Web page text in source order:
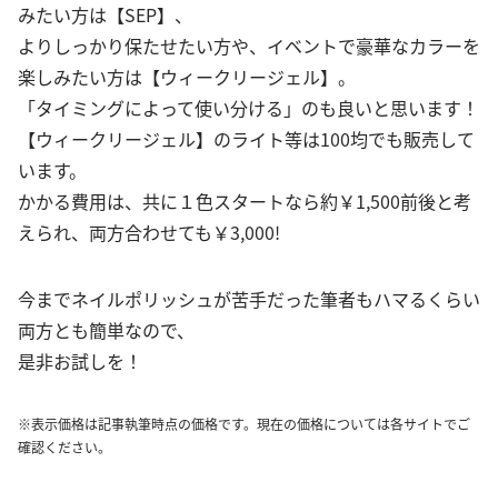
みたい方は【SEP】、
よりしっかり保たせたい方や、イベントで豪華なカラーを
楽しみたい方は【ウィークリージェル】。
「タイミングによって使い分ける」のも良いと思います！
【ウィークリージェル】のライト等は100均でも販売して
います。
かかる費用は、共に１色スタートなら約￥1,500前後と考
えられ、両方合わせても￥3,000!
今までネイルポリッシュが苦手だった筆者もハマるくらい
両方とも簡単なので、
是非お試しを！
※表示価格は記事執筆時点の価格です。現在の価格については各サイトでご
確認ください。